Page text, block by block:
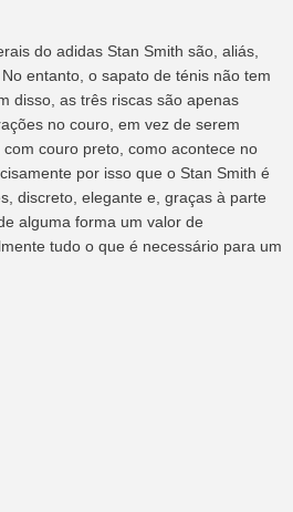
do adidas Stan Smith são, aliás,
entanto, o sapato de ténis não tem
disso, as três riscas são apenas
no couro, em vez de serem
couro preto, como acontece no
por isso que o Stan Smith é
discreto, elegante e, graças à parte
alguma forma um valor de
tudo o que é necessário para um